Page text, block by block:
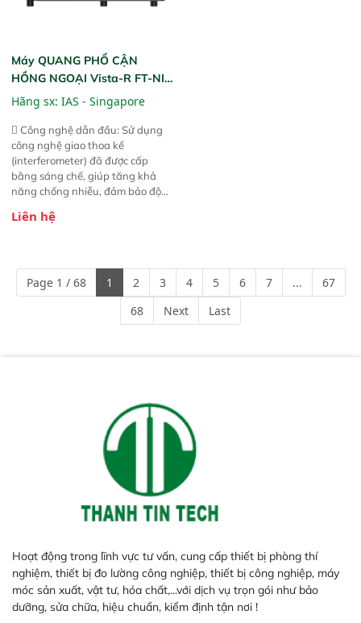
Máy QUANG PHỔ CẬN
HỒNG NGOẠI Vista-R FT-NIR
(Vista-R FT-NIR Analyzer)
Hãng sx: IAS - Singapore
 Công nghệ dẫn đầu: Sử dụng
công nghệ giao thoa kế
(interferometer) đã được cấp
bằng sáng chế, giúp tăng khả
năng chống nhiễu, đảm bảo độ
Phạm vi ứng dụng rộng: Đáp ứng
ngành công nghiệp khác nhau. 
Độ nhạy cao: Trang bị đầu dò
InGaAs độ nhạy cao, cung cấp
phản hồi phổ tuyến tính đầy đủ,
đảm bảo độ chính xác và khả
Liên hệ
Page 1 / 68 1 2 3 4 5 6 7 ...
67
68
Next Last
Hoạt động trong lĩnh vực tư vấn, cung cấp thiết bị phòng thí
nghiệm, thiết bị đo lường công nghiệp, thiết bị công nghiệp, máy
móc sản xuất, vật tư, hóa chất,...với dịch vụ trọn gói như bảo
dưỡng, sửa chữa, hiệu chuẩn, kiểm định tận nơi !